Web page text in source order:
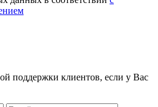
поддержки клиентов, если у Вас